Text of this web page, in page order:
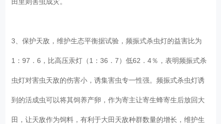
3、保护天敌，维护生态平衡据试验，频振式杀虫灯的益害比为
1：97．6，比高压汞灯（1：36．7）低62．4％，表明频振式杀
虫灯对害虫天敌的伤害小，诱集害虫专一性强。频振式杀虫灯诱
到的活成虫可以将其饲养产卵，作为寄主让寄生蜂寄生后放回大
田，让天敌作为饲料，有利于大田天敌种群数量的增长，维护生